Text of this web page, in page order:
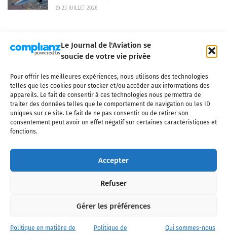
Le Journal de l'Aviation se
soucie de votre vie privée
Pour offrir les meilleures expériences, nous utilisons des technologies
telles que les cookies pour stocker et/ou accéder aux informations des
appareils. Le fait de consentir à ces technologies nous permettra de
traiter des données telles que le comportement de navigation ou les ID
uniques sur ce site. Le fait de ne pas consentir ou de retirer son
consentement peut avoir un effet négatif sur certaines caractéristiques et
fonctions.
Accepter
Refuser
Gérer les préférences
Politique en matière de Politique de Qui sommes-nous
23 JUILLET 2026
Qui sommes-nous ? Nous contacter
Partenaires
Mentions légales
CGV Politique de confidentialité Cookies
l'industrie aéronautique, l'aviation commerciale, l'aviation d'affaires, les
services MRO et après-vente, le financement et la location d'aéronefs
civils, l'aéronautique de défense et l'industrie spatiale. Toute reproduction,
interdite sans autorisation écrite spécifique du Journal de l’Aviation.